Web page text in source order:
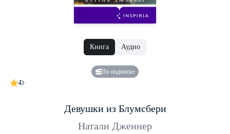
Книга Аудио
По подписке
4
Девушки из Блумсбери
Натали Дженнер